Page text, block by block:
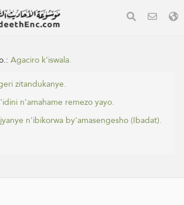
Agaciro k'iswala.
zitandukanye.
n'amahame remezo yayo.
n'ibikorwa by'amasengesho (Ibadat).